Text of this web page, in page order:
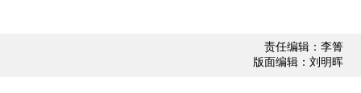
责任编辑：李箐
版面编辑：刘明晖